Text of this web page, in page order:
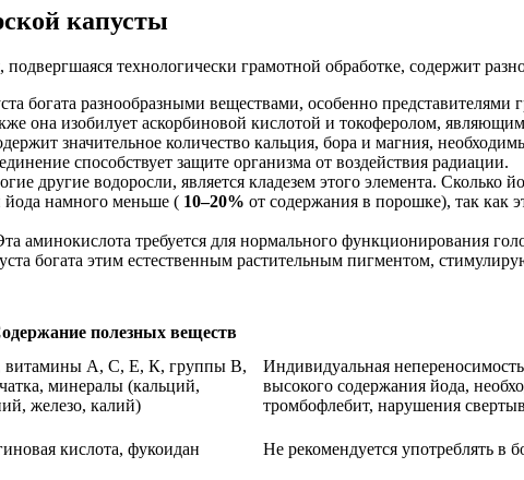
капусты
технологически грамотной обработке, содержит
богата разнообразными веществами, особенно
она изобилует аскорбиновой кислотой и токоферолом,
значительное количество кальция, бора и магния,
способствует защите организма от воздействия радиации.
другие водоросли, является кладезем этого элемента. Сколько
йода намного меньше ( 10–20% от содержания в порошке), так как
аминокислота требуется для нормального функционирования
богата этим естественным растительным пигментом,
полезных веществ
витамины А, С, Е, К, группы В,
минералы (кальций,
железо, калий)
Индивидуальная
высокого содержания йода,
тромбофлебит, нарушения
кислота, фукоидан Не рекомендуется употреблять в